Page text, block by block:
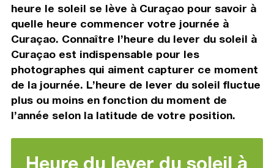
heure le soleil se lève à Curaçao pour savoir à
quelle heure commencer votre journée à
Curaçao. Connaître l’heure du lever du soleil à
Curaçao est indispensable pour les
photographes qui aiment capturer ce moment
de la journée. L’heure de lever du soleil fluctue
plus ou moins en fonction du moment de
l’année selon la latitude de votre position.
Heure du lever du soleil à